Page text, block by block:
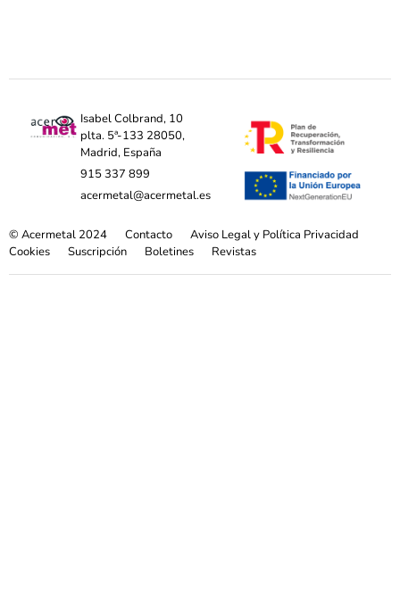
Isabel Colbrand, 10
plta. 5ª-133 28050,
Madrid, España
915 337 899
acermetal@acermetal.es
© Acermetal 2024 Contacto
Aviso Legal y Política Privacidad
Cookies
Suscripción Boletines Revistas